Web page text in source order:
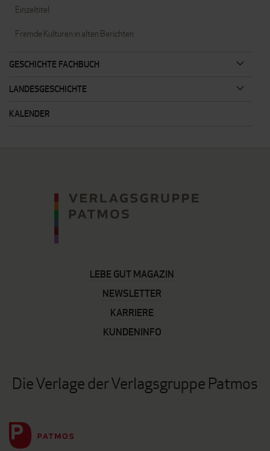
Einzeltitel
Fremde Kulturen in alten Berichten
GESCHICHTE FACHBUCH
LANDESGESCHICHTE
KALENDER
LEBE GUT MAGAZIN
NEWSLETTER
KARRIERE
KUNDENINFO
Die Verlage der Verlagsgruppe Patmos